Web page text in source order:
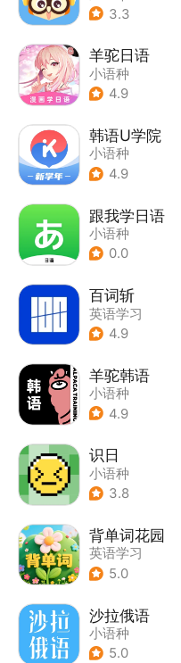
3.3
羊驼日语
小语种
4.9
韩语U学院
小语种
4.9
跟我学日语
小语种
0.0
百词斩
英语学习
4.9
羊驼韩语
小语种
4.9
识日
小语种
3.8
背单词花园
英语学习
5.0
沙拉俄语
小语种
5.0